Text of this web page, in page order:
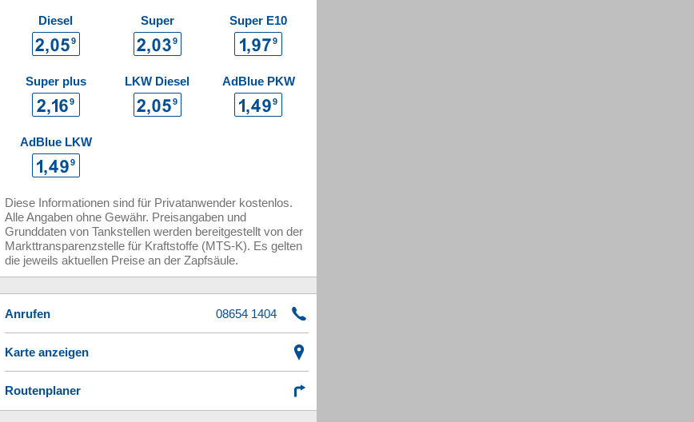
Diesel Super Super E10
Super plus LKW Diesel AdBlue PKW
AdBlue LKW
Diese Informationen sind für Privatanwender kostenlos.
Alle Angaben ohne Gewähr. Preisangaben und
Grunddaten von Tankstellen werden bereitgestellt von der
Markttransparenzstelle für Kraftstoffe (MTS-K). Es gelten
die jeweils aktuellen Preise an der Zapfsäule.
Anrufen
Karte anzeigen
Routenplaner